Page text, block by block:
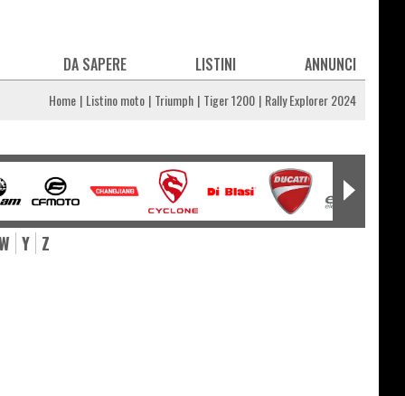
DA SAPERE LISTINI ANNUNCI
Home Listino moto Triumph Tiger 1200 Rally Explorer 2024
Y Z